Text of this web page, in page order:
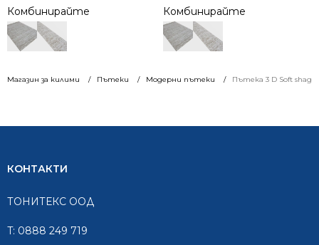
Магазин за килими Пътеки Модерни пътеки Пътека 3 D Soft
Комбинирайте Комбинирайте
КОНТАКТИ
ТОНИТЕКС ООД
T: 0888 249 719